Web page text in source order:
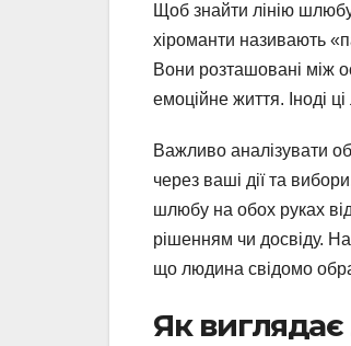
Щоб знайти лінію
хіроманти називають
Вони розташовані між
емоційне життя. Іноді
Важливо аналізувати
через ваші дії та
шлюбу на обох руках
рішенням чи досвіду.
що людина свідомо
Як